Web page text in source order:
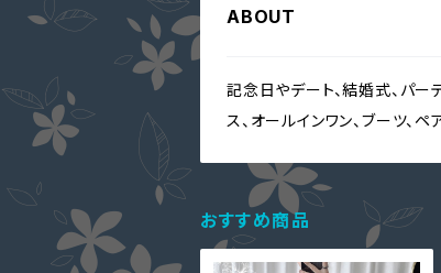
ABOUT
記念日やデート、結婚式、パー
ス、オールインワン、ブーツ、
おすすめ商品